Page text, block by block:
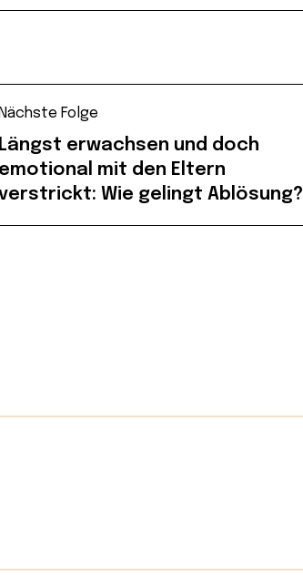
Nächste Folge
Längst erwachsen und doch
emotional mit den Eltern
Wie gelingt Ablösung?